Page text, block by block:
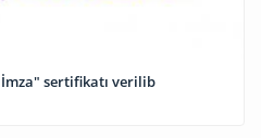
İmza" sertifikatı verilib